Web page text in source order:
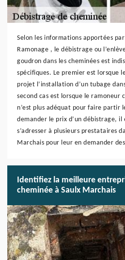
Selon les informations apportées
Ramonage , le débistrage ou
goudron dans les cheminées est
spécifiques. Le premier est lorsque
projet l’installation d’un tubage
second cas est lorsque le ramoneur
n’est plus adéquat pour faire partir
demander le prix d’un débistrage, il
s’adresser à plusieurs prestataires
Marchais pour leur en demander
Identifiez la meilleure
cheminée à Saulx Marchais